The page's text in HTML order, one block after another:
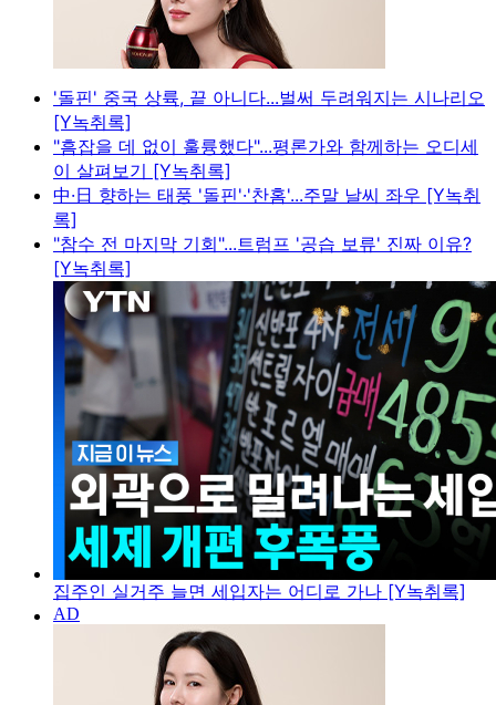
'돌핀' 중국 상륙, 끝 아니다...벌써 두려워지는 시나리오
[Y녹취록]
"흠잡을 데 없이 훌륭했다"...평론가와 함께하는 오디세
이 살펴보기 [Y녹취록]
中·日 향하는 태풍 '돌핀'·'찬홈'...주말 날씨 좌우 [Y녹취
록]
"참수 전 마지막 기회"...트럼프 '공습 보류' 진짜 이유?
[Y녹취록]
집주인 실거주 늘면 세입자는 어디로 가나 [Y녹취록]